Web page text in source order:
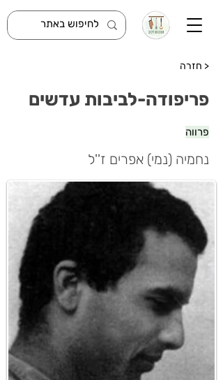
< חזרה
פריפודה-לביבות עדשים
פרווה
נחמיה (נמי) אפרים ז''ל